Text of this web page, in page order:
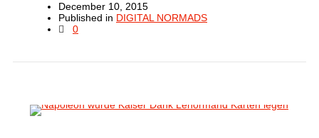
December 10, 2015
Published in DIGITAL NORMADS
0